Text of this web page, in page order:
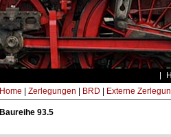
Home Zerlegungen BRD Externe
Baureihe 93.5